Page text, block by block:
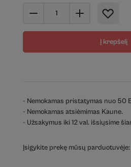
Į krepšelį
- Nemokamas pristatymas nuo 50
- Nemokamas atsiėmimas Kaune.
- Užsakymus iki 12 val. išsiųsime
Įsigykite prekę mūsų parduotuvėje: